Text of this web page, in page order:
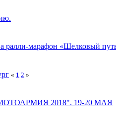
ралли-марафон «Шелковый
« 1 2 »
2018". 19-20 МАЯ